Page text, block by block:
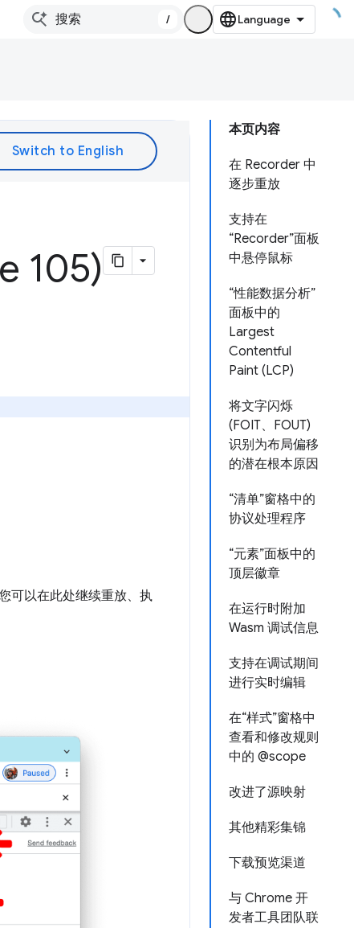
/
本页内容
在 Recorder 中
逐步重放
支持在
“Recorder”面板
中悬停鼠标
“性能数据分析”
面板中的
Largest
Contentful
Paint (LCP)
将文字闪烁
(FOIT、FOUT)
识别为布局偏移
的潜在根本原因
“清单”窗格中的
协议处理程序
“元素”面板中的
顶层徽章
在运行时附加
Wasm 调试信息
支持在调试期间
进行实时编辑
在“样式”窗格中
查看和修改规则
中的 @scope
改进了源映射
其他精彩集锦
下载预览渠道
与 Chrome 开
发者工具团队联
105)
可以在此处继续重放、执